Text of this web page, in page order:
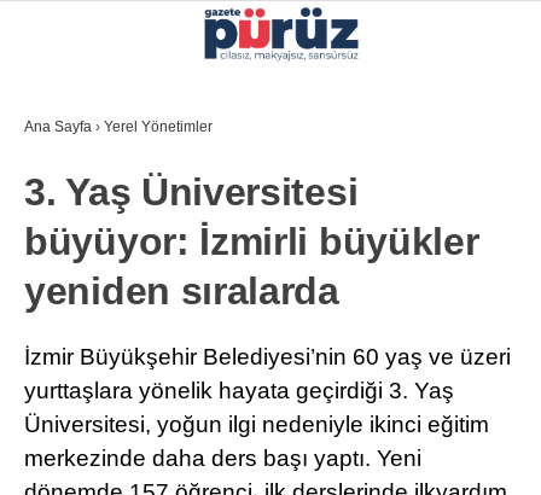
YEREL YÖNETIMLER
GÜNCEL
EKONOMI
POLITIKA
SAĞLIK
KÜLTÜR-SANAT
SPOR
Ana Sayfa › Yerel Yönetimler
3. Yaş Üniversitesi
büyüyor: İzmirli büyükler
yeniden sıralarda
İzmir Büyükşehir Belediyesi’nin 60 yaş ve üzeri
yurttaşlara yönelik hayata geçirdiği 3. Yaş
Üniversitesi, yoğun ilgi nedeniyle ikinci eğitim
merkezinde daha ders başı yaptı. Yeni